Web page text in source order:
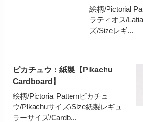
絵柄/Pictorial
ラティオス/
ズ/Sizeレギ...
ピカチュウ：紙製【Pikachu
Cardboard】
絵柄/Pictorial Patternピカチュ
ウ/Pikachuサイズ/Size紙製レギュ
ラーサイズ/Cardb...